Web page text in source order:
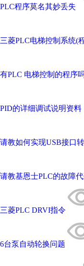
PLC程序莫名其妙丢失
三菱PLC电梯控制系统(
有PLC 电梯控制的程序
PID的详细调试说明资料
请教如何实现USB接口转
请教基恩士PLC的故障
三菱PLC DRVI指令
6台泵自动轮换问题